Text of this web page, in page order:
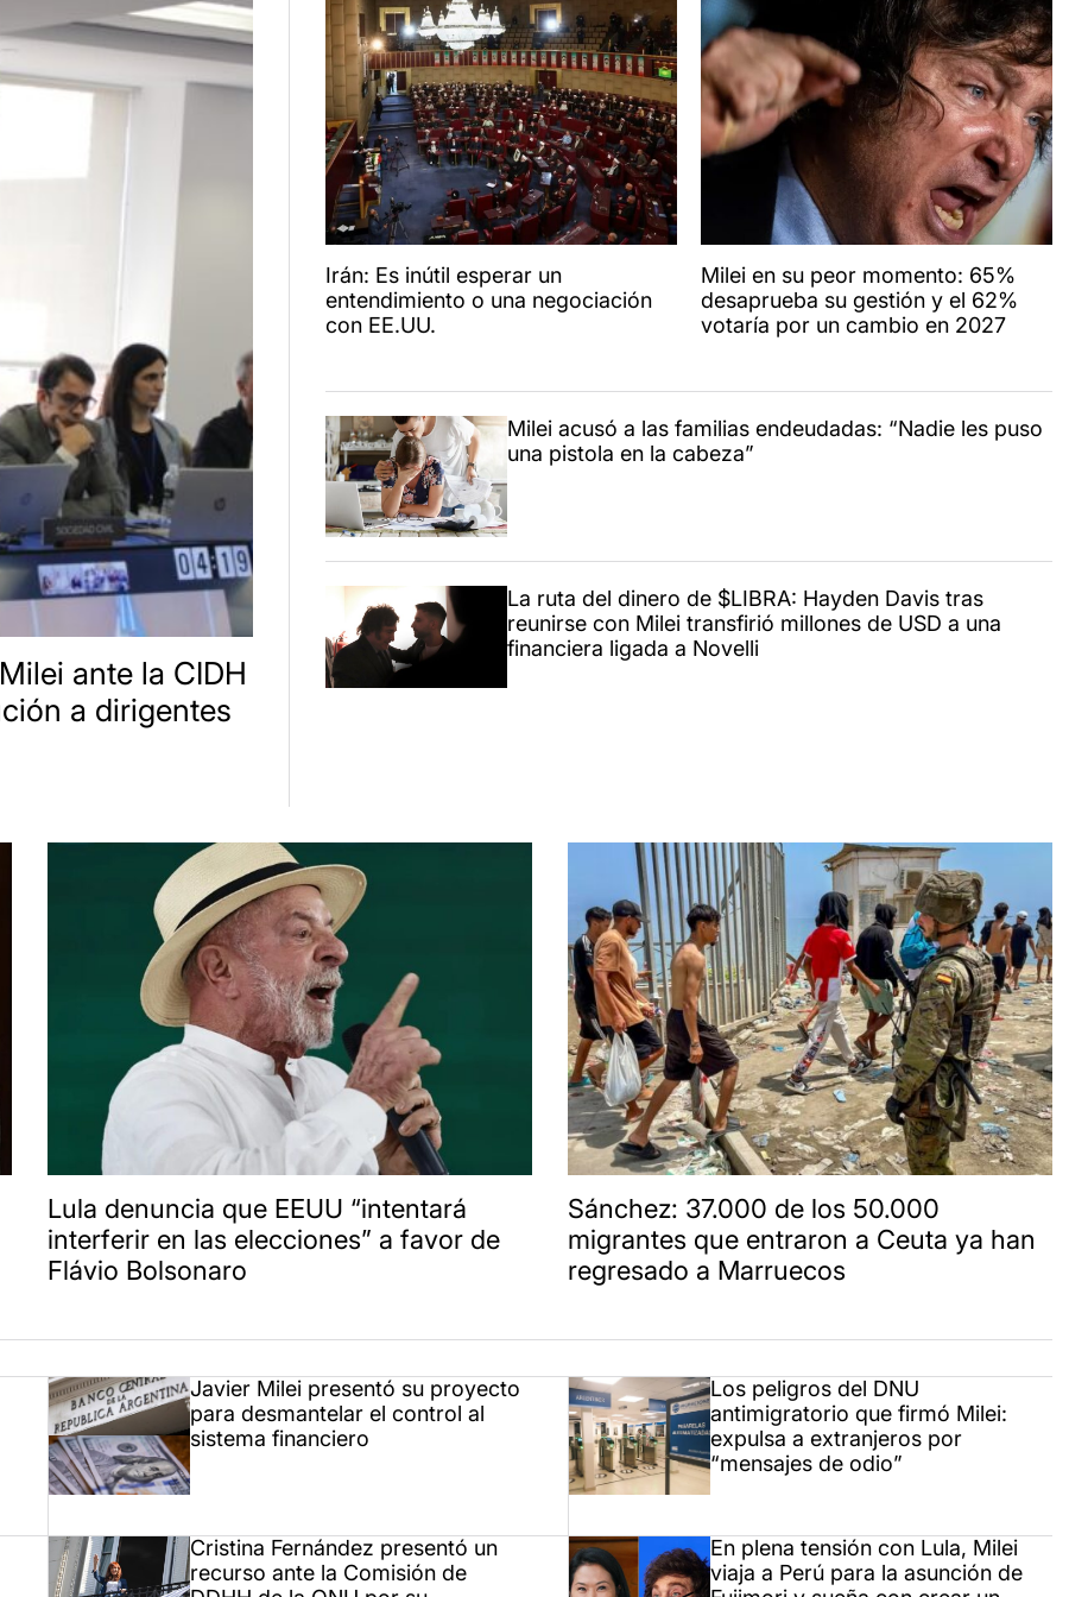
ante la CIDH
a dirigentes
Irán: Es inútil esperar un
entendimiento o una negociación
con EE.UU.
Milei en su peor momento: 65%
desaprueba su gestión y el 62%
votaría por un cambio en 2027
Milei acusó a las familias endeudadas: “Nadie les puso
una pistola en la cabeza”
La ruta del dinero de $LIBRA: Hayden Davis tras
reunirse con Milei transfirió millones de USD a una
financiera ligada a Novelli
Lula denuncia que EEUU “intentará
interferir en las elecciones” a favor de
Flávio Bolsonaro
Sánchez: 37.000 de los 50.000
migrantes que entraron a Ceuta ya han
regresado a Marruecos
Javier Milei presentó su proyecto
para desmantelar el control al
sistema financiero
Los peligros del DNU
antimigratorio que firmó Milei:
expulsa a extranjeros por
“mensajes de odio”
Cristina Fernández presentó un
recurso ante la Comisión de
En plena tensión con Lula, Milei
viaja a Perú para la asunción de